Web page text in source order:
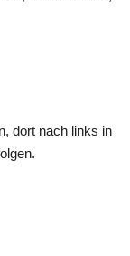
dort nach links in